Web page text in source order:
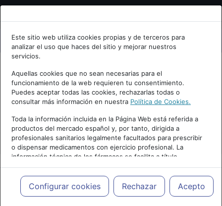
Bienvenid@ a psiquiatria.com
Escribe tu Email
Accede o regístrate con tu email.
Cancelar
Este sitio web utiliza cookies propias y de terceros para
analizar el uso que haces del sitio y mejorar nuestros
servicios.
Aquellas cookies que no sean necesarias para el
funcionamiento de la web requieren tu consentimiento.
Puedes aceptar todas las cookies, rechazarlas todas o
consultar más información en nuestra Política de Cookies.
Toda la información incluida en la Página Web está referida a
productos del mercado español y, por tanto, dirigida a
profesionales sanitarios legalmente facultados para prescribir
o dispensar medicamentos con ejercicio profesional. La
información técnica de los fármacos se facilita a título
meramente informativo, siendo responsabilidad de los
profesionales facultados prescribir medicamentos y decidir, en
cada caso concreto, el tratamiento más adecuado a las
necesidades del paciente.
Configurar cookies Rechazar Acepto
Actualidad y Artículos|
Neuropsiquiatría y Neurología